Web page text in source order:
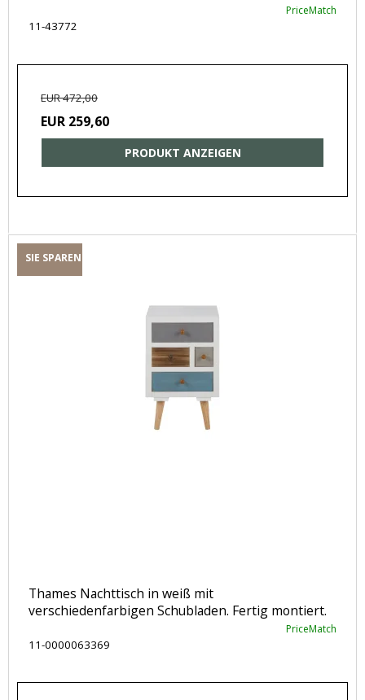
PriceMatch
11-43772
EUR 472,00
EUR 259,60
PRODUKT ANZEIGEN
SIE SPAREN
Thames Nachttisch in weiß mit
verschiedenfarbigen Schubladen. Fertig montiert.
PriceMatch
11-0000063369